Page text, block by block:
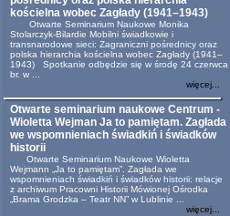
kościelna wobec Zagłady (1941–1943)
Otwarte Seminarium Naukowe Monika
Stolarczyk-Bilardie Mobilni świadkowie i
transnarodowe sieci: Zagraniczni pośrednicy oraz
polska hierarchia kościelna wobec Zagłady (1941–
1943) Spotkanie odbędzie się w środę 24 czerwca
br. w ...
więcej...
Otwarte seminarium naukowe Centrum -
Wioletta Wejman Ja to pamiętam. Zagłada
we wspomnieniach świadkiń i świadków
historii
Otwarte Seminarium Naukowe Wioletta
Wejmann „Ja to pamiętam”. Zagłada we
wspomnieniach świadkiń i świadków historii: relacje
z archiwum Pracowni Historii Mówionej Ośrodka
„Brama Grodzka – Teatr NN” w Lublinie ...
więcej...